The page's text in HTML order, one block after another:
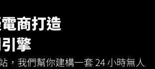
商打造
擎
，我們幫你建構一套 24 小時無人